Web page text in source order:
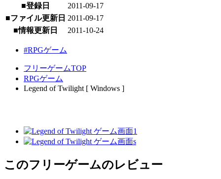
■登録日
2011-09-17
■ファイル更新日 2011-09-17
■情報更新日
2011-10-24
#RPGゲーム
フリーゲームTOP
RPGゲーム
Legend of Twilight [ Windows ]
このフリーゲームのレビュー